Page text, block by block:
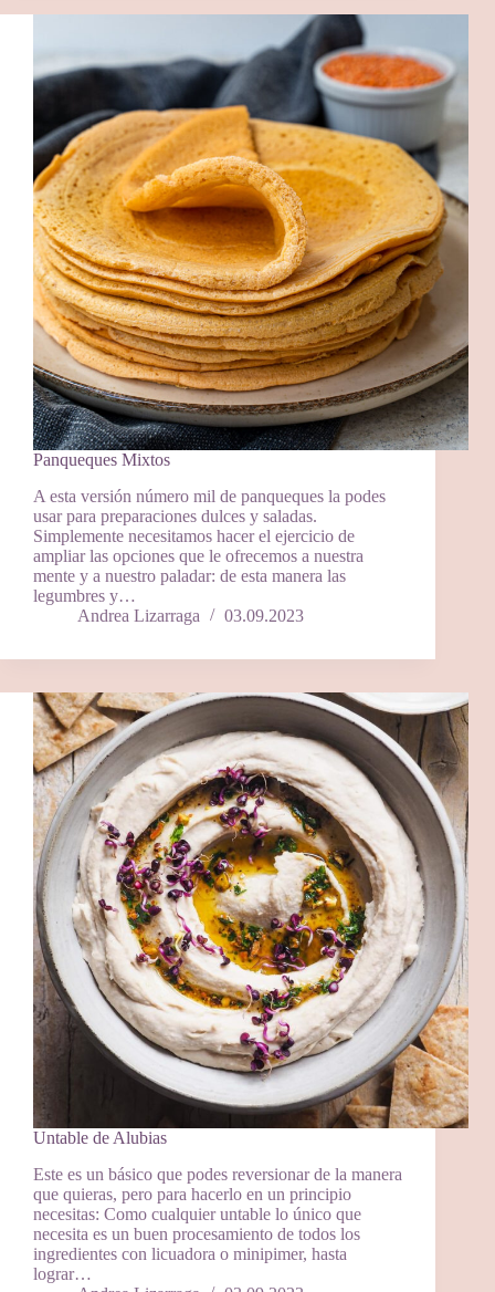
Panqueques Mixtos
A esta versión número mil de panqueques la podes
usar para preparaciones dulces y saladas.
Simplemente necesitamos hacer el ejercicio de
ampliar las opciones que le ofrecemos a nuestra
mente y a nuestro paladar: de esta manera las
legumbres y…
Andrea Lizarraga
03.09.2023
Untable de Alubias
Este es un básico que podes reversionar de la manera
que quieras, pero para hacerlo en un principio
necesitas: Como cualquier untable lo único que
necesita es un buen procesamiento de todos los
ingredientes con licuadora o minipimer, hasta
lograr…